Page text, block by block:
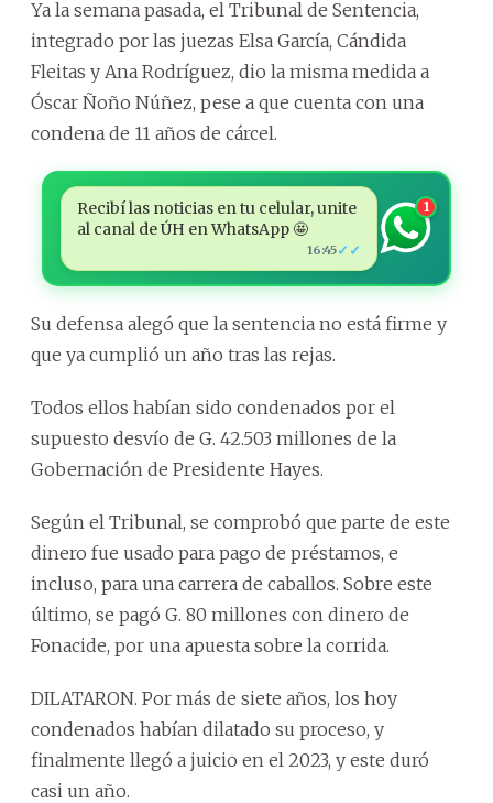
Ya la semana pasada, el Tribunal de Sentencia,
integrado por las juezas Elsa García, Cándida
Fleitas y Ana Rodríguez, dio la misma medida a
Óscar Ñoño Núñez, pese a que cuenta con una
condena de 11 años de cárcel.
Recibí las noticias en tu celular, unite
al canal de ÚH en WhatsApp 🤩
16:45✓✓
1
Su defensa alegó que la sentencia no está firme y
que ya cumplió un año tras las rejas.
Todos ellos habían sido condenados por el
supuesto desvío de G. 42.503 millones de la
Gobernación de Presidente Hayes.
Según el Tribunal, se comprobó que parte de este
dinero fue usado para pago de préstamos, e
incluso, para una carrera de caballos. Sobre este
último, se pagó G. 80 millones con dinero de
Fonacide, por una apuesta sobre la corrida.
DILATARON. Por más de siete años, los hoy
condenados habían dilatado su proceso, y
finalmente llegó a juicio en el 2023, y este duró
casi un año.